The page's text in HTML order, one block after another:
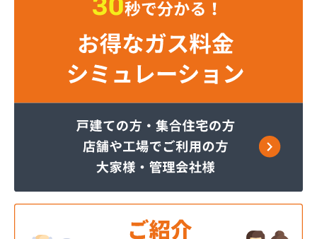
ガステックサービス株式会社 尾張支店 春日井営
ガステックサービス株式会社 豊川営業所
カネテン商店
サーラプラザ蒲郡
サンダイ燃料店
ジェイエイ・トービス株式会社 名古屋営業所
ダイイチガスコム株式会社 尾張営業所